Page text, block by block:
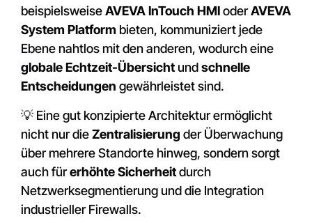
beispielsweiseAVEVA InTouch HMIoderAVEVA
System Platform bieten, kommuniziert jede
Ebene nahtlos mit den anderen, wodurch eine
globale Echtzeit-Übersicht undschnelle
Entscheidungen gewährleistet sind.
💡 Eine gut konzipierte Architektur ermöglicht
nicht nur dieZentralisierung der Überwachung
über mehrere Standorte hinweg, sondern sorgt
auch fürerhöhte Sicherheitdurch
Netzwerksegmentierung und die Integration
industrieller Firewalls.